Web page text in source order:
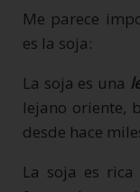
Me parece
es la soja:
La soja es una
lejano oriente,
desde hace
La soja es